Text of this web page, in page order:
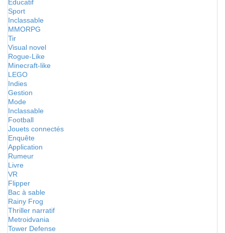
Educatif
Sport
Inclassable
MMORPG
Tir
Visual novel
Rogue-Like
Minecraft-like
LEGO
Indies
Gestion
Mode
Inclassable
Football
Jouets connectés
Enquête
Application
Rumeur
Livre
VR
Flipper
Bac à sable
Rainy Frog
Thriller narratif
Metroidvania
Tower Defense